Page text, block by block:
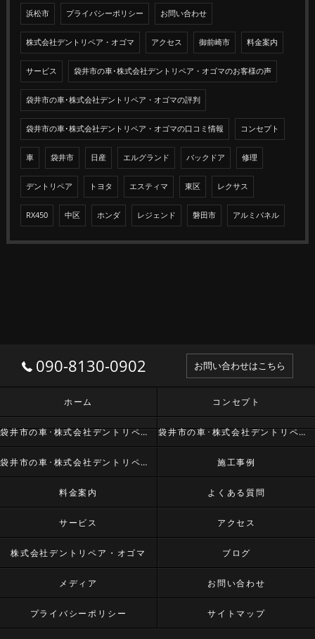
浜松市 プライバシーポリシー お問い合わせ
株式会社デントリペア・オゴマ アクセス 御前崎市 料金案内
サービス 袋井市の車･株式会社デントリペア・オゴマのお客様の声
袋井市の車･株式会社デントリペア・オゴマの評判
袋井市の車･株式会社デントリペア・オゴマの口コミ情報 コンセプト
車 袋井市 日産 エルグランド バックドア 修理
デントリペア トヨタ エスティマ 東区 レクサス
RX450 中区 ホンダ レジェンド 磐田市 アルミパネル
090-8130-0902 お問い合わせはこちら
ホーム コンセプト
袋井市の車･株式会社デントリペア・オゴマの口コミ情報 袋井市の車･株式会社デントリペア・オゴマの評判
袋井市の車･株式会社デントリペア・オゴマのお客様の声 施工事例
料金案内 よくある質問
サービス アクセス
株式会社デントリペア・オゴマ ブログ
メディア お問い合わせ
プライバシーポリシー サイトマップ